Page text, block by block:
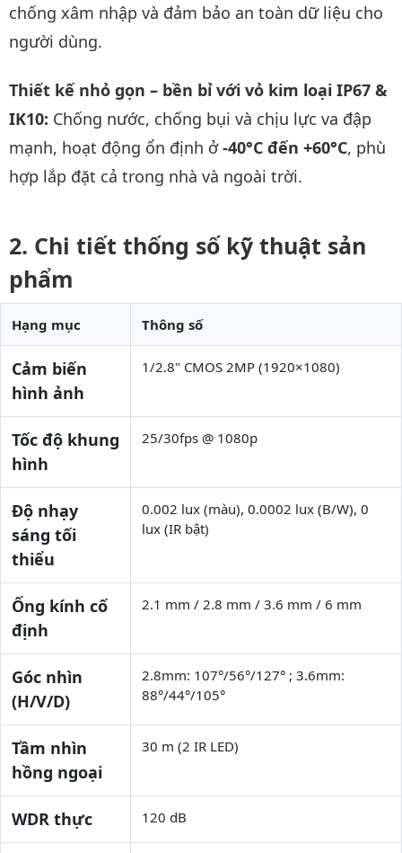
chống xâm nhập và đảm bảo an toàn dữ liệu cho
người dùng.
Thiết kế nhỏ gọn – bền bỉ với vỏ kim loại IP67 &
IK10: Chống nước, chống bụi và chịu lực va đập
mạnh, hoạt động ổn định ở-40°C đến +60°C, phù
hợp lắp đặt cả trong nhà và ngoài trời.
Chi tiết thống số kỹ thuật sản
phẩm
Hạng mục Thông số
Cảm biến
hình ảnh
1/2.8" CMOS 2MP (1920×1080)
Tốc độ khung
hình
25/30fps @ 1080p
Độ nhạy
sáng tối
thiểu
0.002 lux (màu), 0.0002 lux (B/W), 0
lux (IR bật)
Ống kính cố
định
2.1 mm / 2.8 mm / 3.6 mm / 6 mm
Góc nhìn
(H/V/D)
2.8mm: 107°/56°/127° ; 3.6mm:
88°/44°/105°
Tầm nhìn
hồng ngoại
30 m (2 IR LED)
WDR thực 120 dB